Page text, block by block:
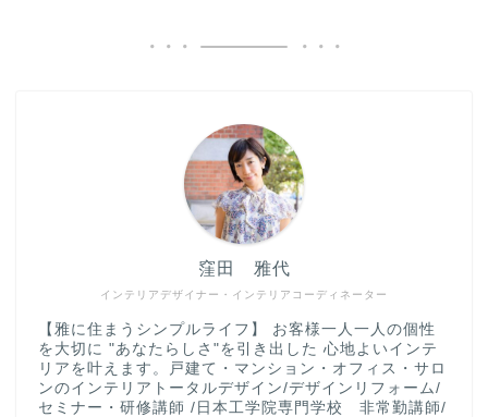
インテリアデザイナー・インテリアコーディネーター
窪田 雅代
【雅に住まうシンプルライフ】 お客様一人一人の個性
を大切に "あなたらしさ"を引き出した 心地よいインテ
リアを叶えます。戸建て・マンション・オフィス・サロ
ンのインテリアトータルデザイン/デザインリフォーム/
セミナー・研修講師 /日本工学院専門学校 非常勤講師/